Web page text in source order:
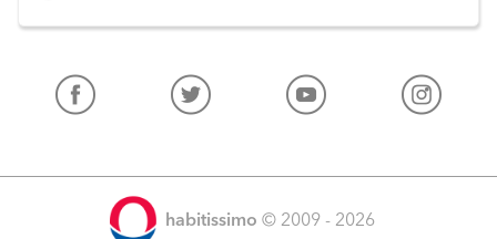
habitissimo © 2009 - 2026